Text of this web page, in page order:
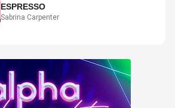
ESPRESSO
Sabrina Carpenter